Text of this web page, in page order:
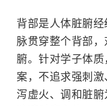
背部是人体脏腑
脉贯穿整个背部
腑。针对学子体质
案 ，不追求强刺
泻虚火、调和脏